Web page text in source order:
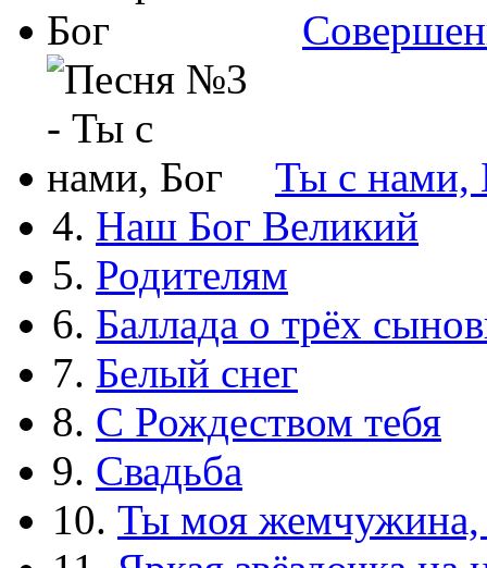
Ты с нами,
4. Наш Бог Великий
5. Родителям
6. Баллада о трёх
7. Белый снег
8. С Рождеством тебя
9. Свадьба
10. Ты моя жемчужина,